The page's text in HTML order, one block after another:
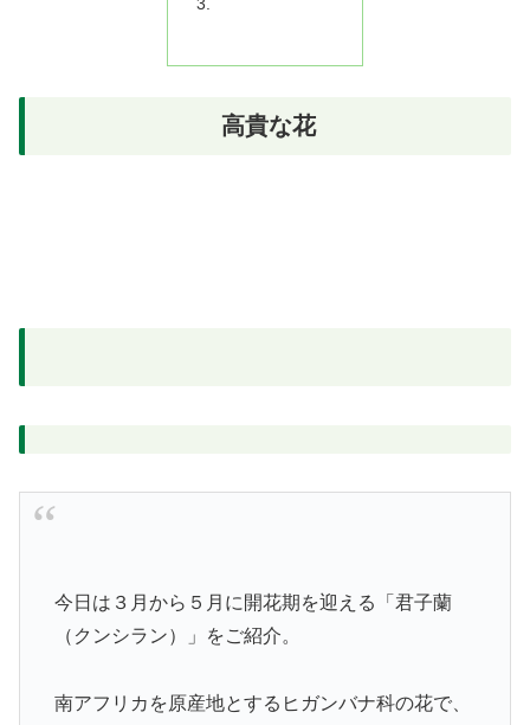
高貴な花
今日は３月から５月に開花期を迎える「君子蘭
（クンシラン）」をご紹介。
南アフリカを原産地とするヒガンバナ科の花で、